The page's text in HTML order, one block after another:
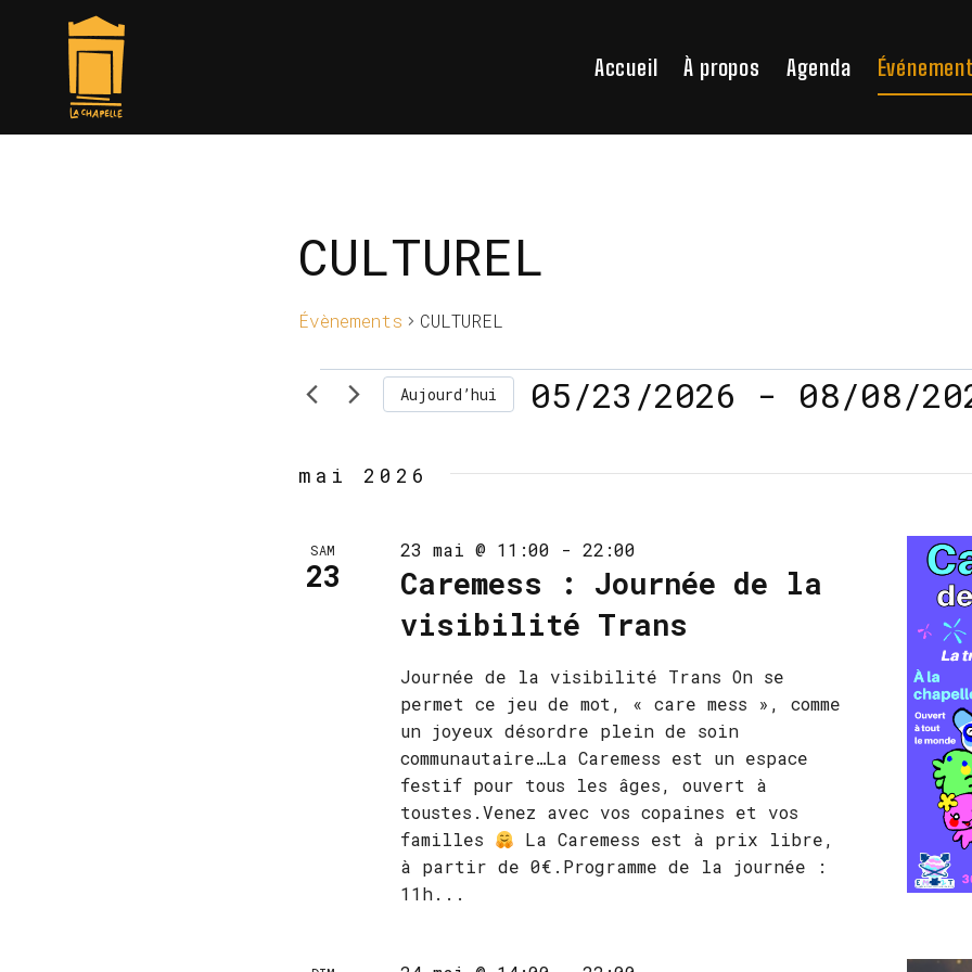
contenu
Accueil À propos Agenda
CULTUREL
Évènements CULTUREL
Évènements
Aujourd’hui 05/23/2026 - 08/08/
mai 2026
SAM
23
Caremess : Journée de la
visibilité Trans
23 mai @ 11:00 - 22:00
Journée de la visibilité Trans On se
permet ce jeu de mot, « care mess », comme
un joyeux désordre plein de soin
communautaire…La Caremess est un espace
festif pour tous les âges, ouvert à
toustes.Venez avec vos copaines et vos
familles
La Caremess est à prix libre,
à partir de 0€.Programme de la journée :
11h...